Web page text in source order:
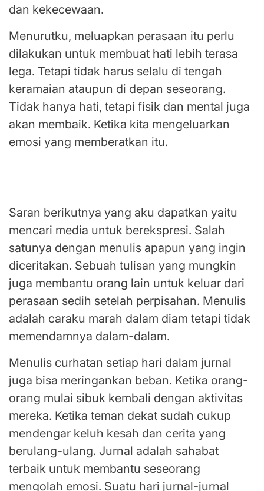
dan kekecewaan.
Menurutku, meluapkan perasaan itu perlu
dilakukan untuk membuat hati lebih terasa
lega. Tetapi tidak harus selalu di tengah
keramaian ataupun di depan seseorang.
Tidak hanya hati, tetapi fisik dan mental juga
akan membaik. Ketika kita mengeluarkan
emosi yang memberatkan itu.
Saran berikutnya yang aku dapatkan yaitu
mencari media untuk berekspresi. Salah
satunya dengan menulis apapun yang ingin
diceritakan. Sebuah tulisan yang mungkin
juga membantu orang lain untuk keluar dari
perasaan sedih setelah perpisahan. Menulis
adalah caraku marah dalam diam tetapi tidak
memendamnya dalam-dalam.
Menulis curhatan setiap hari dalam jurnal
juga bisa meringankan beban. Ketika orang-
orang mulai sibuk kembali dengan aktivitas
mereka. Ketika teman dekat sudah cukup
mendengar keluh kesah dan cerita yang
berulang-ulang. Jurnal adalah sahabat
terbaik untuk membantu seseorang
mengolah emosi. Suatu hari jurnal-jurnal